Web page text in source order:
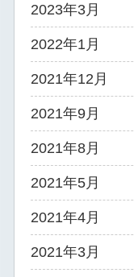
2023年3月
2022年1月
2021年12月
2021年9月
2021年8月
2021年5月
2021年4月
2021年3月